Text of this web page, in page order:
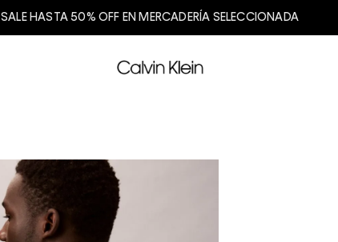
SALE HASTA 50% OFF EN MERCADERÍA SELECCIONADA